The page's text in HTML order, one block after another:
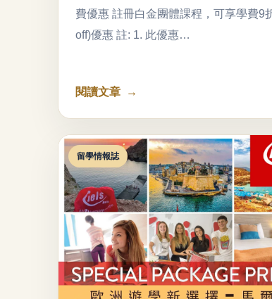
費優惠 註冊白金團體課程，可享學費9
off)優惠 註: 1. 此優惠…
閱讀文章
留學情報誌